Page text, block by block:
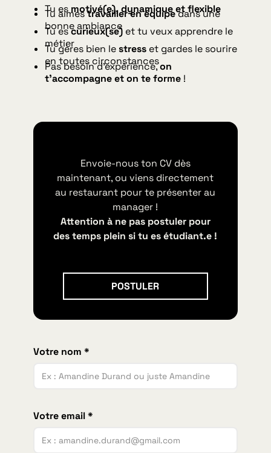
Tu es motivé(e), dynamique et flexible
Tu aimestravailler en équipedans une
bonne ambiance
Tu escurieux(se) et tu veux apprendre le
métier
Tu gères bien lestress et gardes le sourire
en toutes circonstances
Pas besoin d’expérience,on
t’accompagne et on te forme !
Envoie-nous ton CV dès
maintenant, ou viens directement
au restaurant pour te présenter au
manager !
Attention à ne pas postuler pour
des temps plein si tu es étudiant.e !
POSTULER
Votre nom *
Votre email *